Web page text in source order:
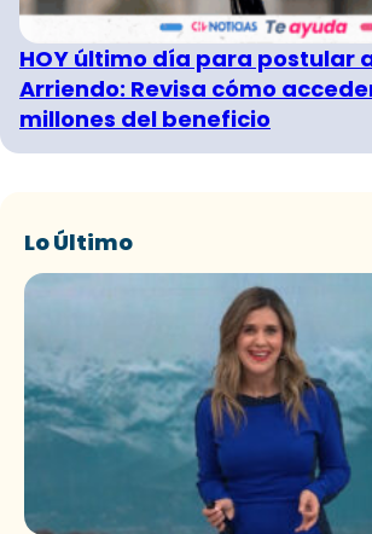
HOY último día para postular
Arriendo: Revisa cómo
millones del beneficio
Lo Último